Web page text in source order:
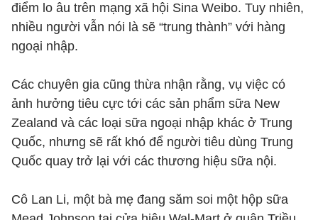
điểm lo âu trên mạng xã hội Sina Weibo. Tuy nhiên,
nhiều người vẫn nói là sẽ “trung thành” với hàng
ngoại nhập.
Các chuyên gia cũng thừa nhận rằng, vụ việc có
ảnh hưởng tiêu cực tới các sản phẩm sữa New
Zealand và các loại sữa ngoại nhập khác ở Trung
Quốc, nhưng sẽ rất khó để người tiêu dùng Trung
Quốc quay trở lại với các thương hiệu sữa nội.
Cô Lan Li, một bà mẹ đang săm soi một hộp sữa